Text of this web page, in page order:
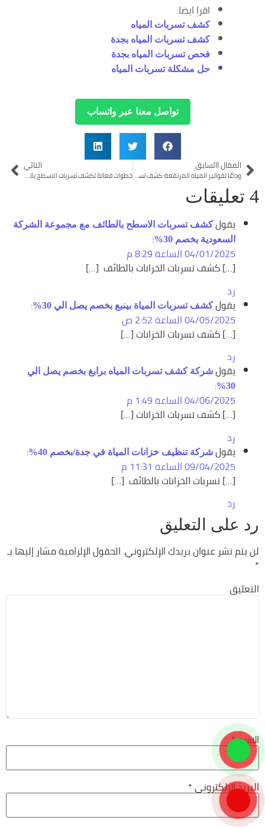
اقرا ايضا:
كشف تسربات المياه
كشف تسربات المياه بجدة
فحص تسربات المياه بجدة
حل مشكلة تسربات المياه
تواصل معنا عبر واتساب
المقال االسابق
وداعًا لفواتير المياه المرتفعة: كشف تسرب المياه بالطائف بأحدث التقنيات
التالي
خطوات فعالة لكشف تسربات الاسطح بالطائف والحفاظ على المنزل
4 تعليقات
يقول كشف تسربات الاسطح بالطائف مع مجموعة الشركة
السعودية بخصم 30%
:
04/01/2025 الساعة 8:29 م
[…] كشف تسربات الخزانات بالطائف […]
رد
يقول كشف تسربات المياة بينبع بخصم يصل الي 30%
:
04/05/2025 الساعة 2:52 ص
[…] كشف تسربات الخزانات […]
رد
يقول شركة كشف تسربات المياه برابغ بخصم يصل الي
30%
:
04/06/2025 الساعة 1:49 م
[…] كشف تسربات الخزانات […]
رد
يقول شركة تنظيف خزانات المياة في جدة/بخصم 40%
:
09/04/2025 الساعة 11:31 م
[…] تسربات الخزانات بالطائف […]
رد
رد على التعليق
لن يتم نشر عنوان بريدك الإلكتروني. الحقول الإلزامية مشار إليها بـ
*
التعليق
الاسم*
البريد الإلكتروني*